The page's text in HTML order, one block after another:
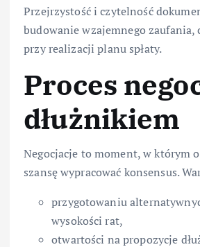
Przejrzystość i czytelność
budowanie wzajemnego zaufania,
przy realizacji planu spłaty.
Proces
dłużnikiem
Negocjacje to moment, w którym
szansę wypracować konsensus.
przygotowaniu
wysokości rat,
otwartości na propozycje